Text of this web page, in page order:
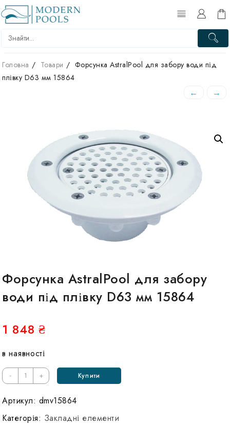
Перейти
до
вмісту
Головна Товари
Форсунка AstralPool для забору води під
плівку D63 мм 15864
← →
Форсунка AstralPool для забору
води під плівку D63 мм 15864
1 848₴
в наявності
-
Кількість
Форсунка
AstralPool
+ Купити
Артикул: dmv15864
Категорія: Закладні елементи